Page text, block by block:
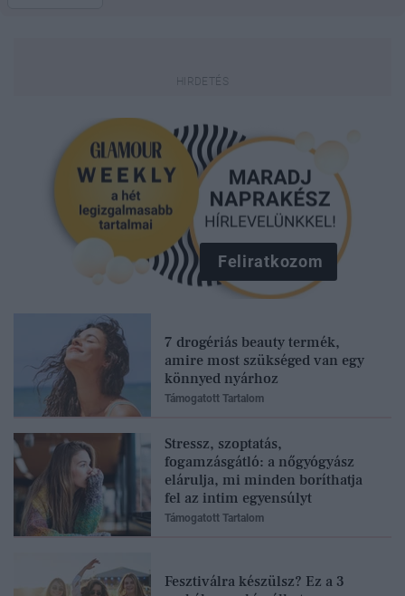
Feliratkozom
7 drogériás beauty termék,
amire most szükséged van egy
könnyed nyárhoz
Támogatott Tartalom
Stressz, szoptatás,
fogamzásgátló: a nőgyógyász
elárulja, mi minden boríthatja
fel az intim egyensúlyt
Támogatott Tartalom
Fesztiválra készülsz? Ez a 3